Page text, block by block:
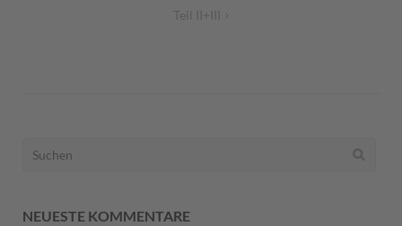
Teil II+III
Suchen
NEUESTE KOMMENTARE